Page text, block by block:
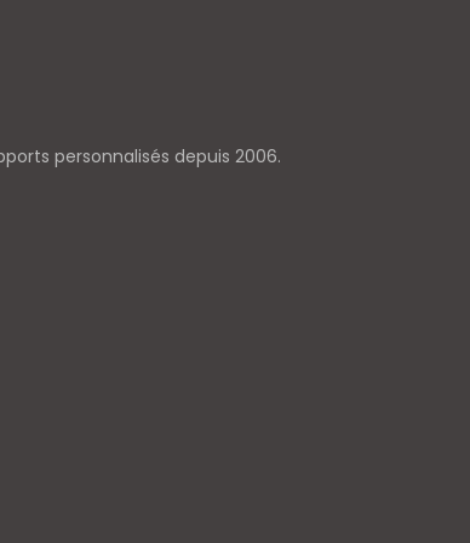
personnalisés depuis 2006.